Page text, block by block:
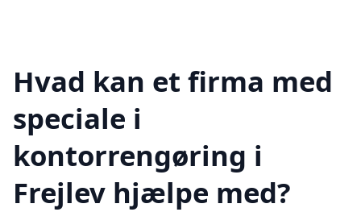
Hvad kan et firma med
speciale i
kontorrengøring i
Frejlev hjælpe med?